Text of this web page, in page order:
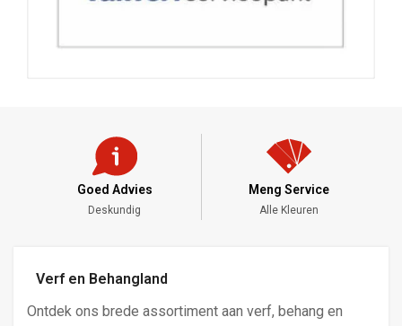
Goed Advies
Deskundig
Meng Service
Alle Kleuren
Verf en Behangland
Ontdek ons brede assortiment aan verf, behang en